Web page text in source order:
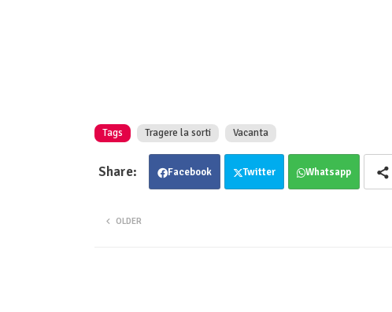
Tags Tragere la sorti Vacanta
Facebook Twitter Whatsapp
OLDER